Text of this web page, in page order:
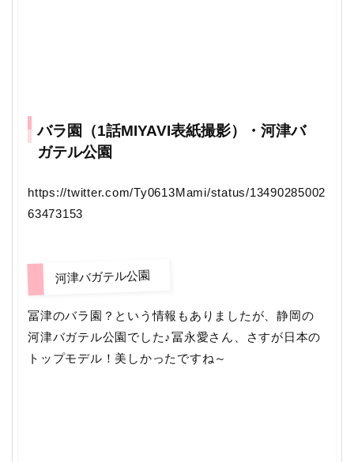
バラ園（1話MIYAVI表紙撮影）・河津バ
ガテル公園
https://twitter.com/Ty0613Mami/status/13490285002
63473153
河津バガテル公園
冨津のバラ園？という情報もありましたが、静岡の
河津バガテル公園でした♪冨永愛さん、さすが日本の
トップモデル！美しかったですね～